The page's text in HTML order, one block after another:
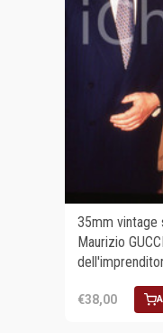
35mm vintage
Maurizio
€38,00